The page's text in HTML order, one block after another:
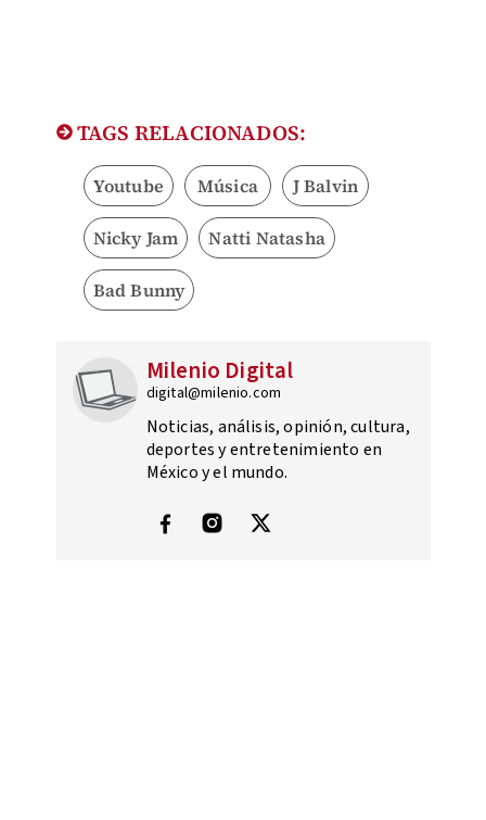
TAGS RELACIONADOS:
Youtube Música J Balvin
Nicky Jam Natti Natasha
Bad Bunny
Milenio Digital
digital@milenio.com
Noticias, análisis, opinión, cultura,
deportes y entretenimiento en
México y el mundo.